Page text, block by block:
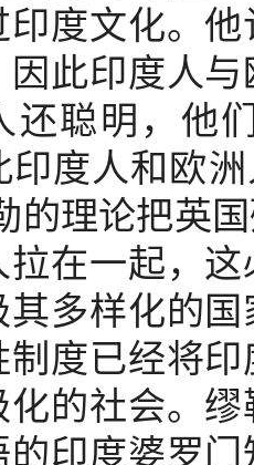
印度文化。
因此印度人
还聪明，他
印度人和欧
的理论把英
拉在一起，
其多样化的
制度已经将
化的社会。
的印度婆罗